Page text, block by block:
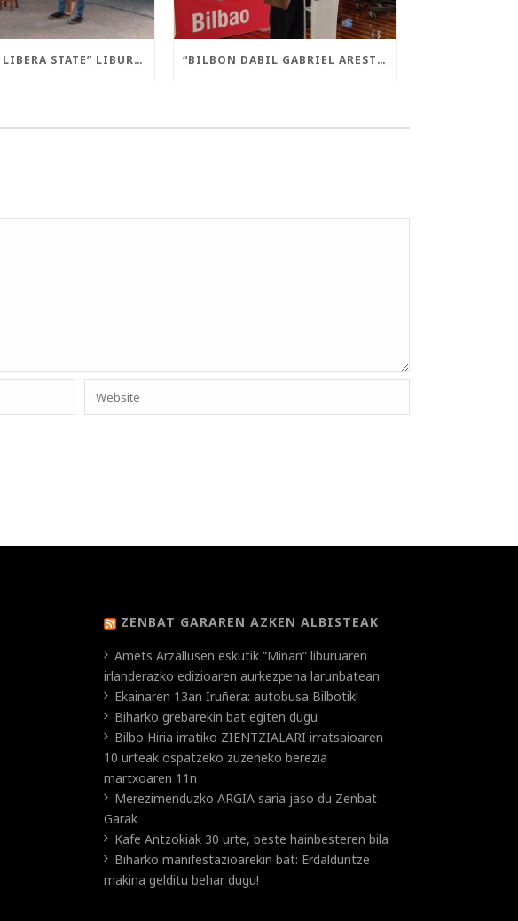
“AMAIUR! LIBERA STATE” LIBURUA AURKEZTU DA AMAIURREN “BILBON DABIL GABRIEL ARESTI” LIBURUA AURKEZTU DA GAUR
ZENBAT GARAREN AZKEN ALBISTEAK
Amets Arzallusen eskutik “Miñan” liburuaren
irlanderazko edizioaren aurkezpena larunbatean
Ekainaren 13an Iruñera: autobusa Bilbotik!
Biharko grebarekin bat egiten dugu
Bilbo Hiria irratiko ZIENTZIALARI irratsaioaren
10 urteak ospatzeko zuzeneko berezia
martxoaren 11n
Merezimenduzko ARGIA saria jaso du Zenbat
Garak
Kafe Antzokiak 30 urte, beste hainbesteren bila
Biharko manifestazioarekin bat: Erdalduntze
makina gelditu behar dugu!